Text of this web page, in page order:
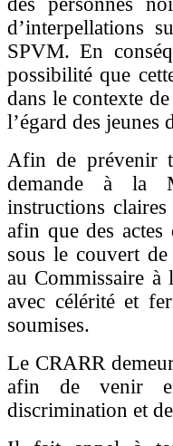
d’interpellations
SPVM. En
possibilité que
dans le contexte
l’égard des jeunes
Afin de prévenir
demande à la
instructions
afin que des
sous le couvert de
au Commissaire à
avec célérité et
soumises.
Le CRARR
afin de venir
discrimination et